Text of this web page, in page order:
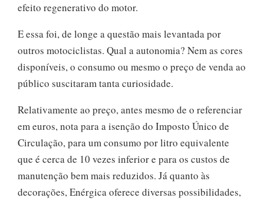
efeito regenerativo do motor.
E essa foi, de longe a questão mais levantada por
outros motociclistas. Qual a autonomia? Nem as cores
disponíveis, o consumo ou mesmo o preço de venda ao
público suscitaram tanta curiosidade.
Relativamente ao preço, antes mesmo de o referenciar
em euros, nota para a isenção do Imposto Único de
Circulação, para um consumo por litro equivalente
que é cerca de 10 vezes inferior e para os custos de
manutenção bem mais reduzidos. Já quanto às
decorações, Enérgica oferece diversas possibilidades,